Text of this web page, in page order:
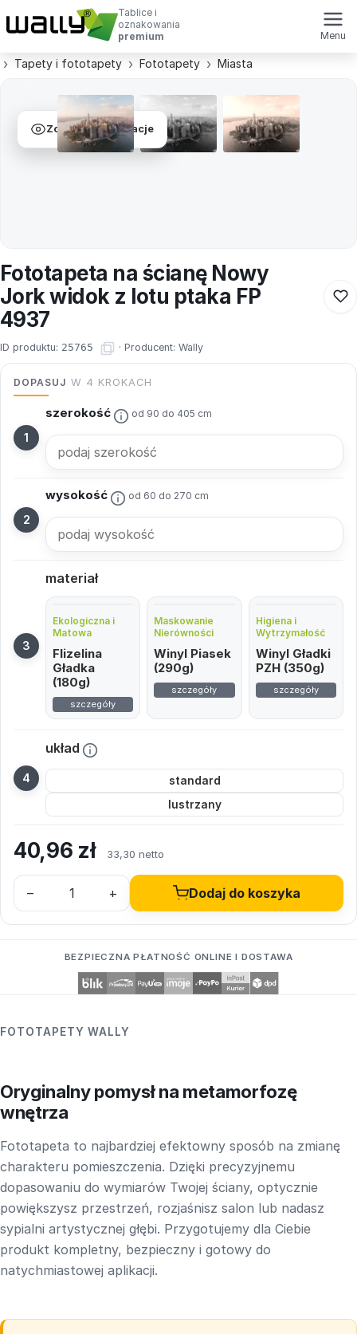
Tablice i
oznakowania
premium
Menu
Tapety i fototapety Fototapety Miasta
Zobacz wizualizacje
Fototapeta na ścianę Nowy
Jork widok z lotu ptaka FP
4937
ID produktu: 25765 · Producent: Wally
DOPASUJ W 4 KROKACH
szerokość od 90 do 405 cm
wysokość od 60 do 270 cm
materiał
Ekologiczna i
Matowa
Flizelina
Gładka
(180g)
szczegóły
Maskowanie
Nierówności
Winyl Piasek
(290g)
szczegóły
Higiena i
Wytrzymałość
Winyl Gładki
PZH (350g)
szczegóły
układ
standard
lustrzany
40,96 zł 33,30 netto
– + Dodaj do koszyka
BEZPIECZNA PŁATNOŚĆ ONLINE I DOSTAWA
FOTOTAPETY WALLY
Oryginalny pomysł na metamorfozę
wnętrza
Fototapeta to najbardziej efektowny sposób na zmianę
charakteru pomieszczenia. Dzięki precyzyjnemu
dopasowaniu do wymiarów Twojej ściany, optycznie
powiększysz przestrzeń, rozjaśnisz salon lub nadasz
sypialni artystycznej głębi. Przygotujemy dla Ciebie
produkt kompletny, bezpieczny i gotowy do
natychmiastowej aplikacji.